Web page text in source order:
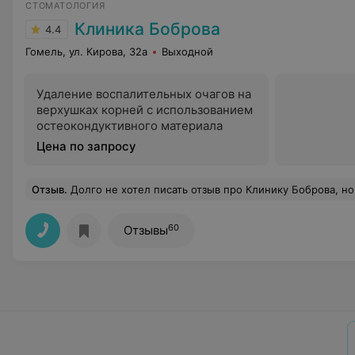
СТОМАТОЛОГИЯ
4.4 Клиника Боброва
Гомель, ул. Кирова, 32а Выходной
Удаление воспалительных очагов на
верхушках корней с использованием
остеокондуктивного материала
Цена по запросу
Отзыв. Долго не хотел писать отзыв про Клинику Боброва, но терпеть больше не могу! Однажды был в этой "элитной клинике", больше в неё ни ногой. Начнем с самого начала: администраторы выглядят как выжатые лимоны, персонал постоянно друг на друга ругается, Бобров при мне нагрубил уборщице и выругался на неё матом! Мне "повезло" попасть к самому Боброву, мало того что он он грубит пациентам, он ещё и ругается матами в присутствии маленьких детей. Мне было очень стыдно, потому что я пришел с ребенком, он ждал меня пока мне делали процедуру.
Отзывы60